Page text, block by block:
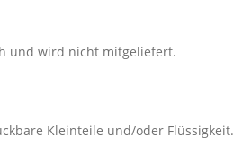
und wird nicht mitgeliefert.
Kleinteile und/oder Flüssigkeit.